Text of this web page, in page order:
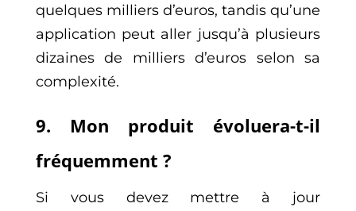
quelques milliers d’euros, tandis qu’une
application peut aller jusqu’à plusieurs
dizaines de milliers d’euros selon sa
complexité.
9. Mon produit évoluera-t-il
fréquemment ?
Si vous devez mettre à jour